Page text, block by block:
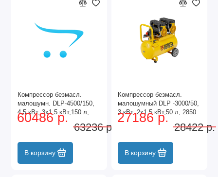
Компрессор безмасл.
малошумн. DLP-4500/150,
4,5 кВт, 3х1,5 кВт,150 л,
2850 об/мин,750 л/мин
60486 р.
63236 р.
В корзину
Компрессор безмасл.
малошумный DLP -3000/50,
3 кВт, 2х1,5 кВт,50 л, 2850
об/мин,500 л/мин Denzel
27186 р.
28422 р.
В корзину